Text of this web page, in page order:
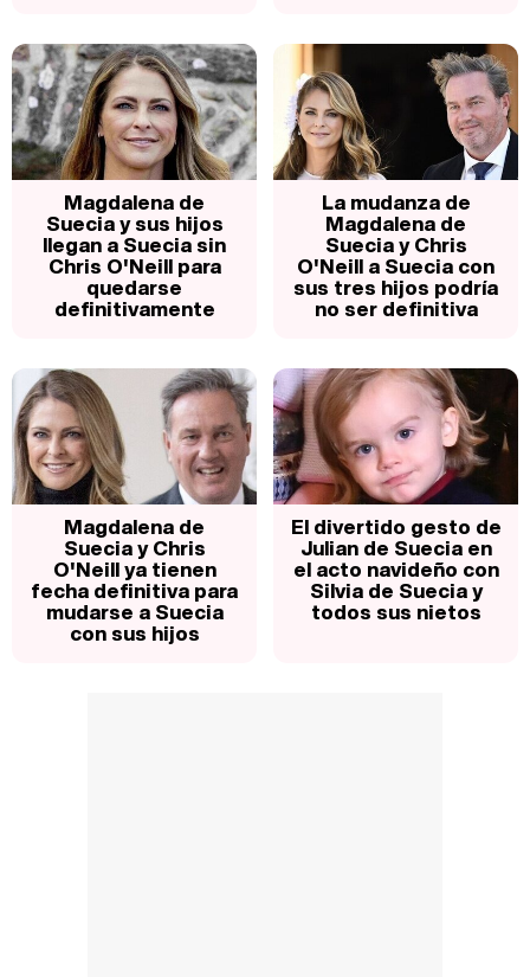
Magdalena de
Suecia y sus hijos
llegan a Suecia sin
Chris O'Neill para
quedarse
definitivamente
La mudanza de
Magdalena de
Suecia y Chris
O'Neill a Suecia con
sus tres hijos podría
no ser definitiva
Magdalena de
Suecia y Chris
O'Neill ya tienen
fecha definitiva para
mudarse a Suecia
con sus hijos
El divertido gesto de
Julian de Suecia en
el acto navideño con
Silvia de Suecia y
todos sus nietos